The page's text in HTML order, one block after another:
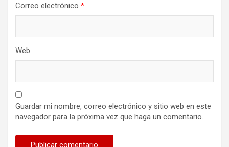
Correo electrónico *
Web
Guardar mi nombre, correo electrónico y sitio web en este
navegador para la próxima vez que haga un comentario.